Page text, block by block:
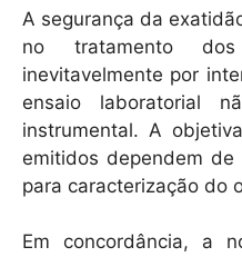
A segurança da
no tratamento dos
inevitavelmente por
ensaio laboratorial
instrumental. A
emitidos dependem
para caracterização do
Em concordância, a